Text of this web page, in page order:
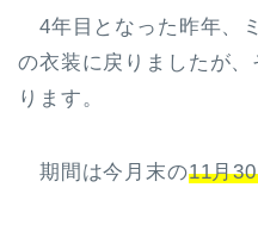
4年目となった昨年、
の衣装に戻りましたが
ります。
期間は今月末の11月